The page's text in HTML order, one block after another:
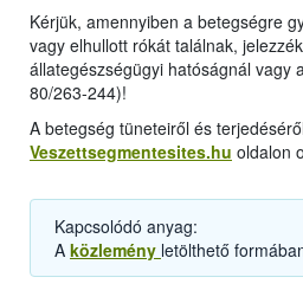
Kérjük, amennyiben a betegségre
vagy elhullott rókát találnak,
állategészségügyi hatóságnál vagy
80/263-244)!
A betegség tüneteiről és
Veszettsegmentesites.hu oldalon
Kapcsolódó anyag:
A közlemény letölthető